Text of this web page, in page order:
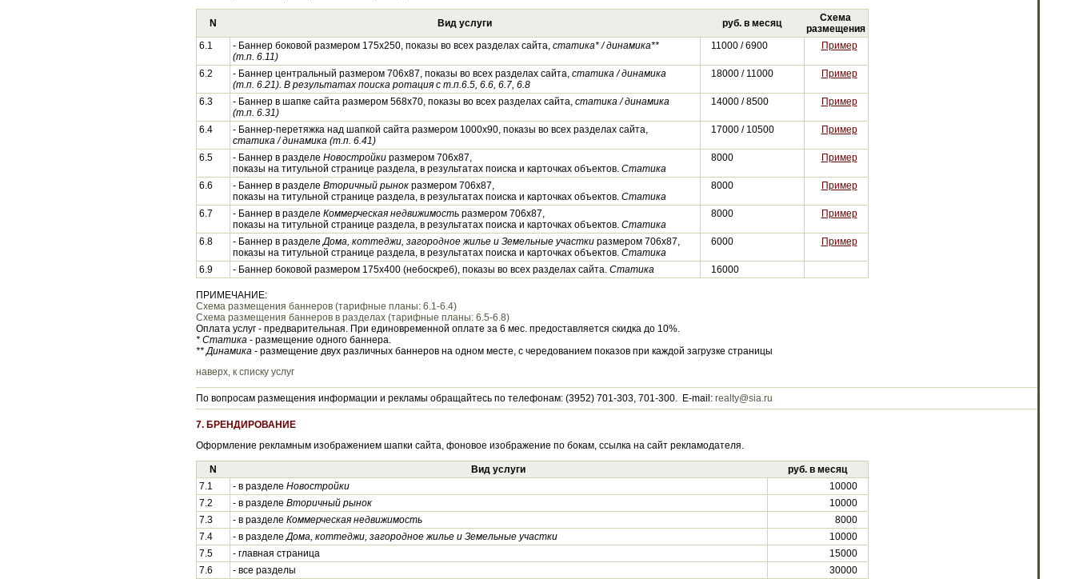
N Вид услуги руб. в месяц
Схема
размещения
6.1
- Баннер боковой размером 175х250, показы во всех разделах сайта, статика* / динамика**
(т.п. 6.11)
11000 / 6900 Пример
6.2 - Баннер центральный размером 706х87, показы во всех разделах сайта, статика / динамика
(т.п. 6.21). В результатах поиска ротация с т.п.6.5, 6.6, 6.7, 6.8
18000 / 11000 Пример
6.3 - Баннер в шапке сайта размером 568х70, показы во всех разделах сайта, статика / динамика
(т.п. 6.31)
14000 / 8500 Пример
6.4
- Баннер-перетяжка над шапкой сайта размером 1000х90, показы во всех разделах сайта,
статика / динамика (т.п. 6.41)
17000 / 10500 Пример
6.5 - Баннер в разделе Новостройкиразмером 706х87,
показы на титульной странице раздела, в результатах поиска и карточках объектов. Статика
8000 Пример
6.6 - Баннер в разделе Вторичный рынокразмером 706х87,
показы на титульной странице раздела, в результатах поиска и карточках объектов. Статика
8000 Пример
6.7 - Баннер в разделе Коммерческая недвижимостьразмером 706х87,
показы на титульной странице раздела, в результатах поиска и карточках объектов. Статика
8000 Пример
6.8 - Баннер в разделеДома, коттеджи, загородное жилье и Земельные участкиразмером 706х87,
показы на титульной странице раздела, в результатах поиска и карточках объектов. Статика
6000 Пример
6.9 - Баннер боковой размером 175х400 (небоскреб), показы во всех разделах сайта. Статика 16000
ПРИМЕЧАНИЕ:
Схема размещения баннеров (тарифные планы: 6.1-6.4)
Схема размещения баннеров в разделах (тарифные планы: 6.5-6.8)
Оплата услуг - предварительная. При единовременной оплате за 6 мес. предоставляется скидка до 10%.
* Статика- размещение одного баннера.
** Динамика- размещение двух различных баннеров на одном месте, с чередованием показов при каждой загрузке страницы
наверх, к списку услуг
По вопросам размещения информации и рекламы обращайтесь по телефонам: (3952) 701-303, 701-300. E-mail: realty@sia.ru
7. БРЕНДИРОВАНИЕ
Оформление рекламным изображением шапки сайта, фоновое изображение по бокам, ссылка на сайт рекламодателя.
N Вид услуги
руб. в месяц
7.1
- в разделе Новостройки
10000
7.2
- в разделе Вторичный рынок
10000
7.3
- в разделе Коммерческая недвижимость
8000
7.4
- в разделеДома, коттеджи, загородное жилье и Земельные участки
10000
7.5
- главная страница
15000
7.6
- все разделы 30000